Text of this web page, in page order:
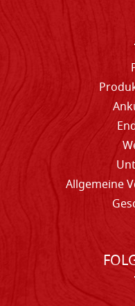
Allgemeine